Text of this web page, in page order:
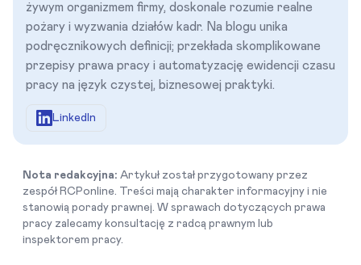
żywym organizmem firmy, doskonale rozumie realne
pożary i wyzwania działów kadr. Na blogu unika
podręcznikowych definicji; przekłada skomplikowane
przepisy prawa pracy i automatyzację ewidencji czasu
pracy na język czystej, biznesowej praktyki.
LinkedIn
Nota redakcyjna: Artykuł został przygotowany przez
zespół RCPonline. Treści mają charakter informacyjny i nie
stanowią porady prawnej. W sprawach dotyczących prawa
pracy zalecamy konsultację z radcą prawnym lub
inspektorem pracy.